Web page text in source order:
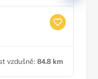
vzdušně: 84.8 km